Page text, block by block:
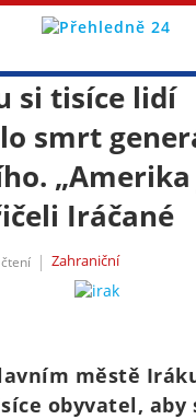
si tisíce lidí
smrt
Iráčané
Zahraniční
městě
obyvatel, aby